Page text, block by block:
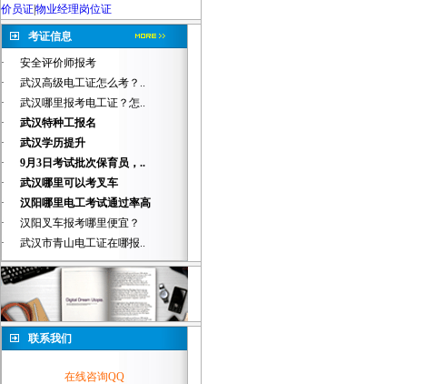
价员证物业经理岗位证
考证信息
·
安全评价师报考
·
武汉高级电工证怎么考？..
·
武汉哪里报考电工证？怎..
·
武汉特种工报名
·
武汉学历提升
·
9月3日考试批次保育员，..
·
武汉哪里可以考叉车
·
汉阳哪里电工考试通过率高
·
汉阳叉车报考哪里便宜？
·
武汉市青山电工证在哪报..
联系我们
在线咨询QQ